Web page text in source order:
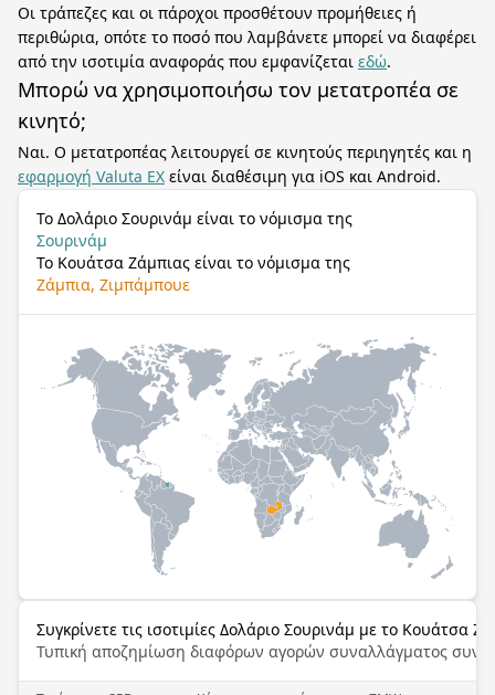
Οι τράπεζες και οι πάροχοι προσθέτουν προμήθειες ή
περιθώρια, οπότε το ποσό που λαμβάνετε μπορεί να διαφέρει
από την ισοτιμία αναφοράς που εμφανίζεται εδώ.
Μπορώ να χρησιμοποιήσω τον μετατροπέα σε
κινητό;
Ναι. Ο μετατροπέας λειτουργεί σε κινητούς περιηγητές και η
εφαρμογή Valuta EX είναι διαθέσιμη για iOS και Android.
Το Δολάριο Σουρινάμ είναι το νόμισμα της
Σουρινάμ
Το Κουάτσα Ζάμπιας είναι το νόμισμα της
Ζάμπια, Ζιμπάμπουε
Συγκρίνετε τις ισοτιμίες Δολάριο Σουρινάμ με το Κουάτσα
Τυπική αποζημίωση διαφόρων αγορών συναλλάγματος